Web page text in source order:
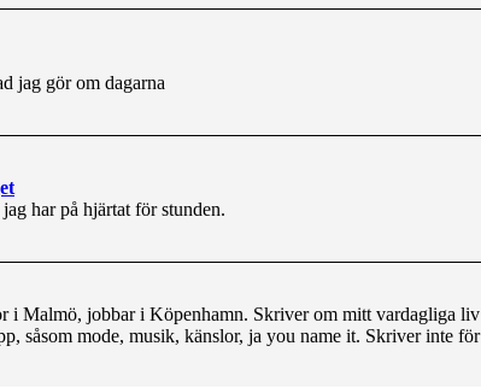
jag gör om dagarna
har på hjärtat för stunden.
i Malmö, jobbar i Köpenhamn. Skriver om mitt vardagliga liv
såsom mode, musik, känslor, ja you name it. Skriver inte för